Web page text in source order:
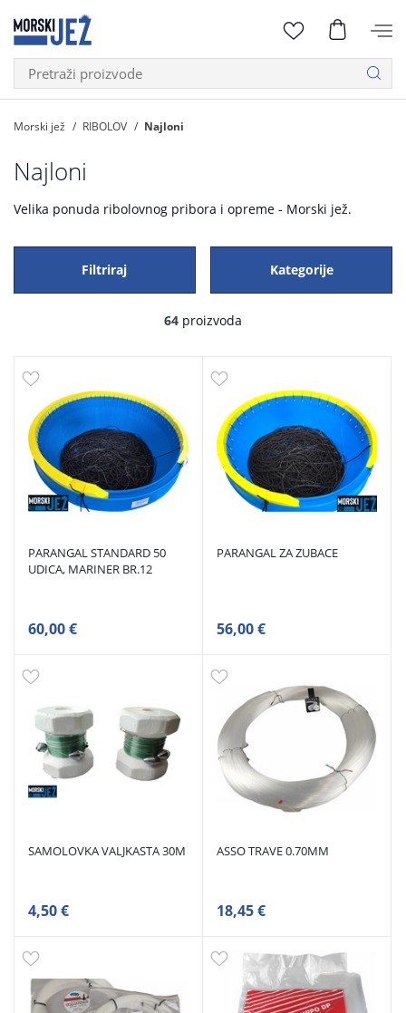
Morski jež RIBOLOV Najloni
Najloni
Velika ponuda ribolovnog pribora i opreme - Morski jež.
Filtriraj Kategorije
64 proizvoda
PARANGAL STANDARD 50
UDICA, MARINER BR.12
60,00 €
PARANGAL ZA ZUBACE
56,00 €
SAMOLOVKA VALJKASTA 30M
4,50 €
ASSO TRAVE 0.70MM
18,45 €